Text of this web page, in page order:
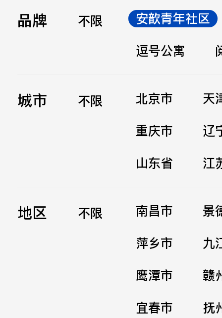
品牌 不限
安歆青年社区
逗号公寓
城市 不限 北京市
天
重庆市
辽
山东省
江
地区 不限 南昌市
景
萍乡市
九
鹰潭市
赣
宜春市
抚
立即提交